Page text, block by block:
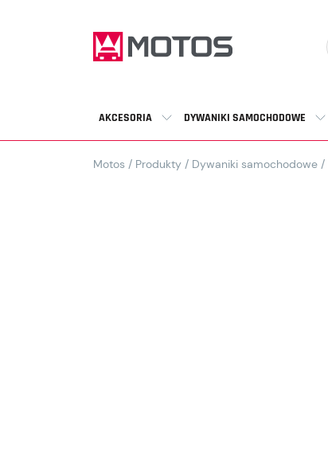
AKCESORIA DYWANIKI SAMOCHODOWE
Motos / Produkty / Dywaniki samochodowe /